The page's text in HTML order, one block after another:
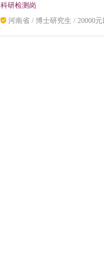
科研检测岗
河南省 / 博士研究生 / 20000元